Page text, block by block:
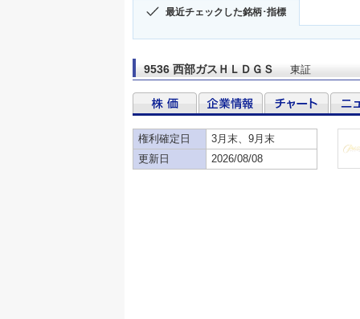
最近チェックした銘柄･指標
9536 西部ガスＨＬＤＧＳ 東証
権利確定日
3月末、9月末
更新日
2026/08/08